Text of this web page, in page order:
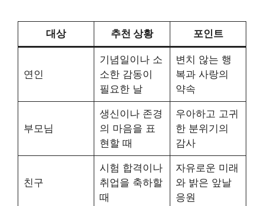
대상 추천 상황 포인트
연인
기념일이나 소
소한 감동이
필요한 날
변치 않는 행
복과 사랑의
약속
부모님
생신이나 존경
의 마음을 표
현할 때
우아하고 고귀
한 분위기의
감사
친구
시험 합격이나
취업을 축하할
때
자유로운 미래
와 밝은 앞날
응원